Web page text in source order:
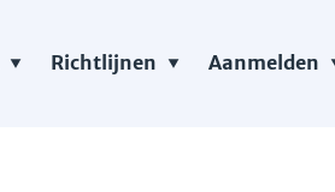
Richtlijnen Aanmelden